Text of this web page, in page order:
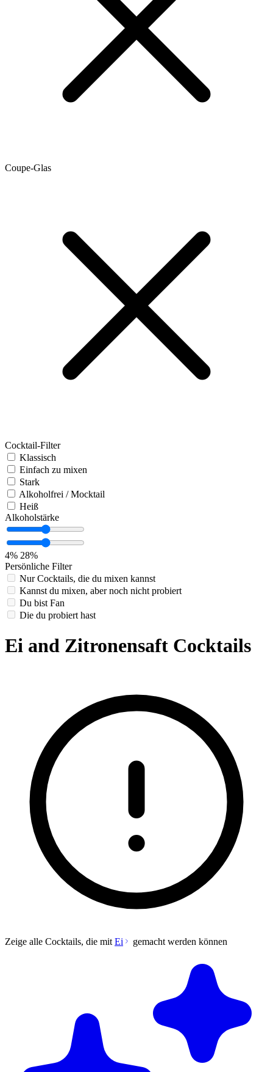
Coupe-Glas
Cocktail-Filter
Klassisch
Einfach zu mixen
Stark
Alkoholfrei / Mocktail
Heiß
Alkoholstärke
4% 28%
Persönliche Filter
Nur Cocktails, die du mixen kannst
Kannst du mixen, aber noch nicht probiert
Du bist Fan
Die du probiert hast
Ei and Zitronensaft Cocktails
Zeige alle Cocktails, die mit Ei gemacht werden können